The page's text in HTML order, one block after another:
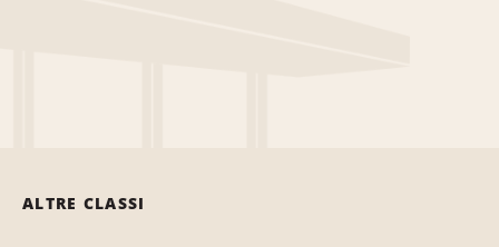
ALTRE CLASSI